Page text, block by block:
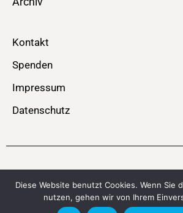
Kontakt
Spenden
Impressum
Datenschutz
Diese Website benutzt Cookies. Wenn Sie
nutzen, gehen wir von Ihrem